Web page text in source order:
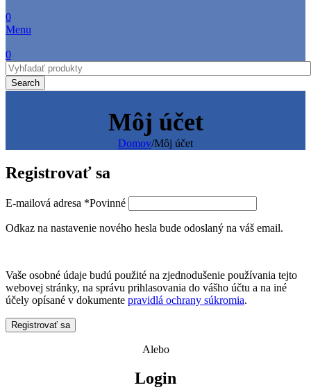
0
Menu
0
Search
Môj účet
Domov/Môj účet
Registrovať sa
E-mailová adresa *Povinné
Odkaz na nastavenie nového hesla bude odoslaný na váš email.
Vaše osobné údaje budú použité na zjednodušenie používania tejto
webovej stránky, na správu prihlasovania do vášho účtu a na iné
účely opísané v dokumente pravidlá ochrany súkromia.
Registrovať sa
Alebo
Login